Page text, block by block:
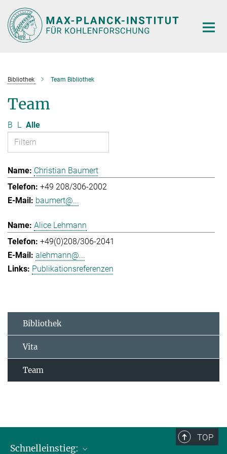
Hauptinhalt
Bibliothek Team Bibliothek
Team
B L Alle
Christian Baumert
+49 208/306-2002
baumert@...
Alice Lehmann
+49(0)208/306-2041
alehmann@...
Publikationsreferenzen
Bibliothek
Vita
Team
TOP
Schnelleinstieg: